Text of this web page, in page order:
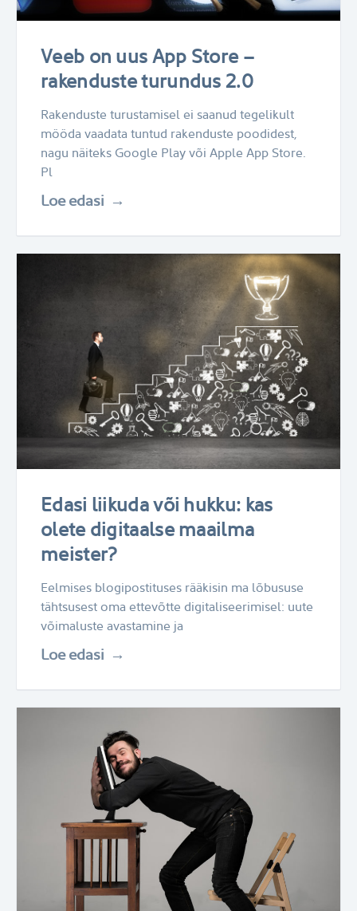
Veeb on uus App Store –
rakenduste turundus 2.0
Rakenduste turustamisel ei saanud tegelikult
mööda vaadata tuntud rakenduste poodidest,
nagu näiteks Google Play või Apple App Store.
Pl
Loe edasi
Edasi liikuda või hukku: kas
olete digitaalse maailma
meister?
Eelmises blogipostituses rääkisin ma lõbususe
tähtsusest oma ettevõtte digitaliseerimisel: uute
võimaluste avastamine ja
Loe edasi